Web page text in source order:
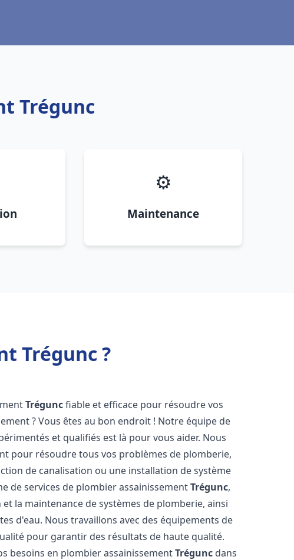
Trégunc
⚙️
Maintenance
Trégunc ?
Tréguncfiable et efficace pour résoudre vos
? Vous êtes au bon endroit ! Notre équipe de
et qualifiés est là pour vous aider. Nous
pour résoudre tous vos problèmes de plomberie,
de canalisation ou une installation de système
de services de plombier assainissementTrégunc,
la maintenance de systèmes de plomberie, ainsi
d'eau. Nous travaillons avec des équipements de
pour garantir des résultats de haute qualité.
besoins en plombier assainissementTrégunc dans